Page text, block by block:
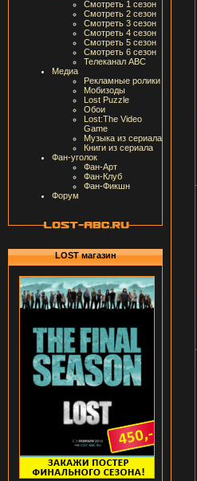
Смотреть 1 сезон
Смотреть 2 сезон
Смотреть 3 сезон
Смотреть 4 сезон
Смотреть 5 сезон
Смотреть 6 сезон
Телеканал ABC
Медиа
Рекламные ролики
Мобизоды
Lost Puzzle
Обои
Lost:The Video
Game
Музыка из сериала
Книги из сериала
Фан-уголок
Фан-Арт
Фан-Клуб
Фан-Фикшн
Форум
LOST магазин